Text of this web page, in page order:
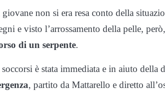
non si era resa conto della
e visto l’arrossamento della pelle,
di un serpente.
è stata immediata e in aiuto della
, partito da Mattarello e diretto